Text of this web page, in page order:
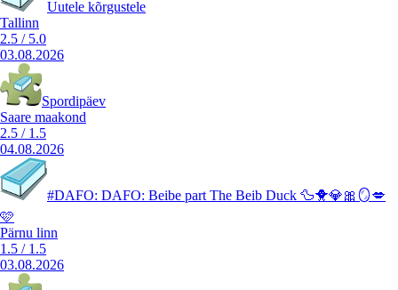
Uutele kõrgustele
Tallinn
2.5 / 5.0
03.08.2026
Spordipäev
Saare maakond
2.5 / 1.5
04.08.2026
#DAFO: DAFO: Beibe part The Beib Duck 🦆🐥💎🎀🪞💋
🩷
Pärnu linn
1.5 / 1.5
03.08.2026